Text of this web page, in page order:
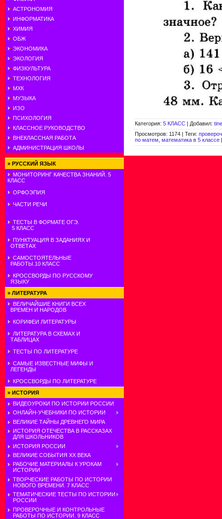
АСТРОНОМИЯ
ИНФОРМАТИКА
ХИМИЯ
ОБЖ
ЭКОНОМИКА
ЭКОЛОГИЯ
ФИЗКУЛЬТУРА
ТЕХНОЛОГИЯ
МХК
МУЗЫКА
ИЗО
ПСИХОЛОГИЯ
КЛАССНОЕ РУКОВОДСТВО
ВНЕКЛАССНАЯ РАБОТА
АДМИНИСТРАЦИЯ ШКОЛЫ
» РУССКИЙ ЯЗЫК
МОНИТОРИНГ КАЧЕСТВА ЗНАНИЙ. 5
КЛАСС
ОРФОЭПИЯ
ЧАСТИ РЕЧИ
ТЕСТЫ В ФОРМАТЕ ОГЭ.
5 КЛАСС
ПУНКТУАЦИЯ В ЗАДАНИЯХ И
ОТВЕТАХ
САМОСТОЯТЕЛЬНЫЕ
РАБОТЫ.10 КЛАСС
КРОССВОРДЫ ПО РУССКОМУ
ЯЗЫКУ
» ЛИТЕРАТУРА
ВЕЛИЧАЙШИЕ КНИГИ ВСЕХ
ВРЕМЕН И НАРОДОВ
КОРИФЕИ ЛИТЕРАТУРЫ
ЛИТЕРАТУРА В СХЕМАХ И
ТАБЛИЦАХ
ТЕСТЫ ПО ЛИТЕРАТУРЕ
САМЫЕ ИЗВЕСТНЫЕ МИФЫ И
ЛЕГЕНДЫ
КРОССВОРДЫ ПО ЛИТЕРАТУРЕ
» ИСТОРИЯ
ВИДЕОУРОКИ ПО ИСТОРИИ РОССИИ
ОНЛАЙН-УЧЕБНИКИ ПО ИСТОРИИ
ВЕЛИКИЕ ТАЙНЫ ДРЕВНЕГО МИРА
ИСТОРИЯ ОТЕЧЕСТВА В РАССКАЗАХ
ДЛЯ ШКОЛЬНИКОВ
ИСТОРИЯ РОССИИ
ВЕЛИКИЕ СОБЫТИЯ ХХ ВЕКА
РАБОЧИЕ МАТЕРИАЛЫ К УРОКАМ
ИСТОРИИ
ТВОРЧЕСКИЕ РАБОТЫ ПО ИСТОРИИ
НОВОГО ВРЕМЕНИ. 7 КЛАСС
ТЕМАТИЧЕСКИЕ ТЕСТЫ ПО ИСТОРИИ
РОССИИ
ПРОВЕРОЧНЫЕ И КОНТРОЛЬНЫЕ
РАБОТЫ ПО ИСТОРИИ. 9 КЛАСС
Категория: 5 КЛАСС | Добавил:
Просмотров: 1174 | Теги:
по матем математика в 5 классе